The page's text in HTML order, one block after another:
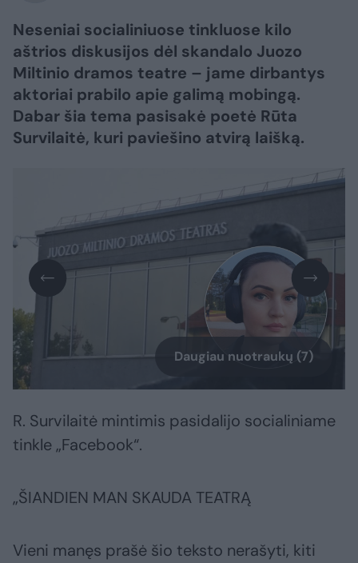
Neseniai socialiniuose tinkluose kilo
aštrios diskusijos dėl skandalo Juozo
Miltinio dramos teatre – jame dirbantys
aktoriai prabilo apie galimą mobingą.
Dabar šia tema pasisakė poetė Rūta
Survilaitė, kuri paviešino atvirą laišką.
Daugiau nuotraukų (7)
R. Survilaitė mintimis pasidalijo socialiniame
tinkle „Facebook“.
„ŠIANDIEN MAN SKAUDA TEATRĄ
Vieni manęs prašė šio teksto nerašyti, kiti